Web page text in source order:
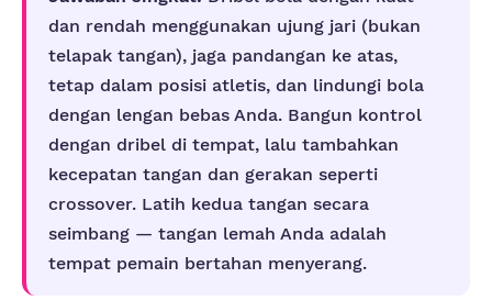
dan rendah menggunakan ujung jari (bukan
telapak tangan), jaga pandangan ke atas,
tetap dalam posisi atletis, dan lindungi bola
dengan lengan bebas Anda. Bangun kontrol
dengan dribel di tempat, lalu tambahkan
kecepatan tangan dan gerakan seperti
crossover. Latih kedua tangan secara
seimbang — tangan lemah Anda adalah
tempat pemain bertahan menyerang.